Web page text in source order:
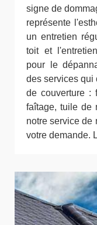
signe de
représente
un entretien
toit et
pour le
des services qui
de couverture :
faîtage, tuile de
notre service de
votre demande.